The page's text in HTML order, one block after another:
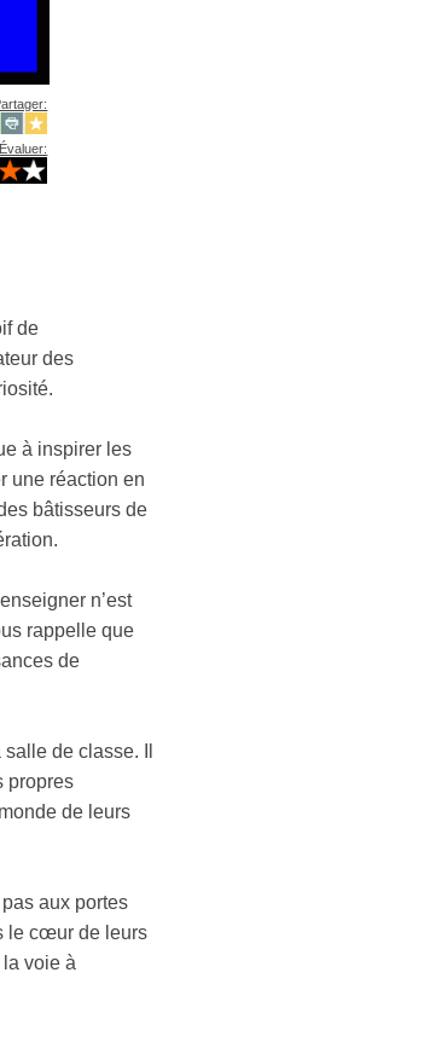
Évaluer:
de
des
à inspirer les
une réaction en
bâtisseurs de
n’est
rappelle que
de
de classe. Il
propres
de leurs
aux portes
le cœur de leurs
voie à